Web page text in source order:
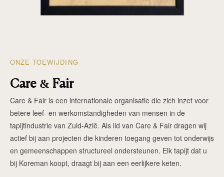
ONZE TOEWIJDING
Care & Fair
Care & Fair is een internationale organisatie die zich inzet voor
betere leef- en werkomstandigheden van mensen in de
tapijtindustrie van Zuid-Azië. Als lid van Care & Fair dragen wij
actief bij aan projecten die kinderen toegang geven tot onderwijs
en gemeenschappen structureel ondersteunen. Elk tapijt dat u
bij Koreman koopt, draagt bij aan een eerlijkere keten.